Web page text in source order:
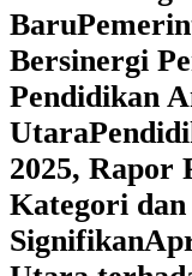
Baru
Bersinergi
Pendidikan
Utara
2025, Rapor
Kategori
Signifikan